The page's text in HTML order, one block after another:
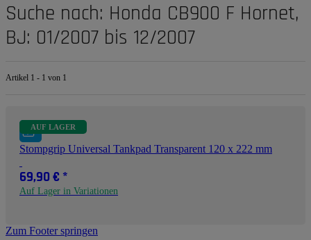
Suche nach: Honda CB900 F Hornet,
BJ: 01/2007 bis 12/2007
Artikel 1 - 1 von 1
AUF LAGER
Stompgrip Universal Tankpad Transparent 120 x 222 mm
69,90 € *
Auf Lager in Variationen
Zum Footer springen